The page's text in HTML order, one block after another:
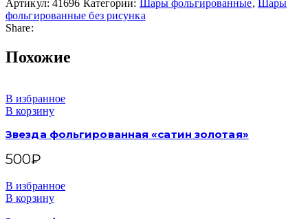
Артикул: 41696 Категории: Шары фольгированные, Шары
фольгированные без рисунка
Share:
Похожие
В избранное
В корзину
Звезда фольгированная «сатин золотая»
500₽
В избранное
В корзину